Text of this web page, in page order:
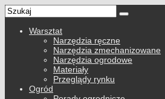
Warsztat
Narzędzia ręczne
Narzędzia zmechanizowane
Narzędzia ogrodowe
Materiały
Przeglądy rynku
Ogród